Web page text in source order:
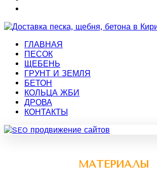
ГЛАВНАЯ
ПЕСОК
ЩЕБЕНЬ
ГРУНТ И ЗЕМЛЯ
БЕТОН
КОЛЬЦА ЖБИ
ДРОВА
КОНТАКТЫ
МАТЕРИАЛЫ